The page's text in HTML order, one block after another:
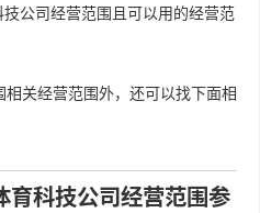
公司经营范围且可以用的经营范
关经营范围外，还可以找下面相
育科技公司经营范围参